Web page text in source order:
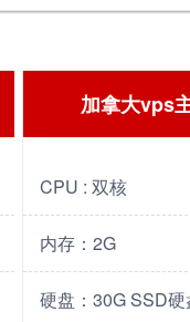
加拿大vps
CPU : 双核
内存：2G
硬盘：30G SSD硬